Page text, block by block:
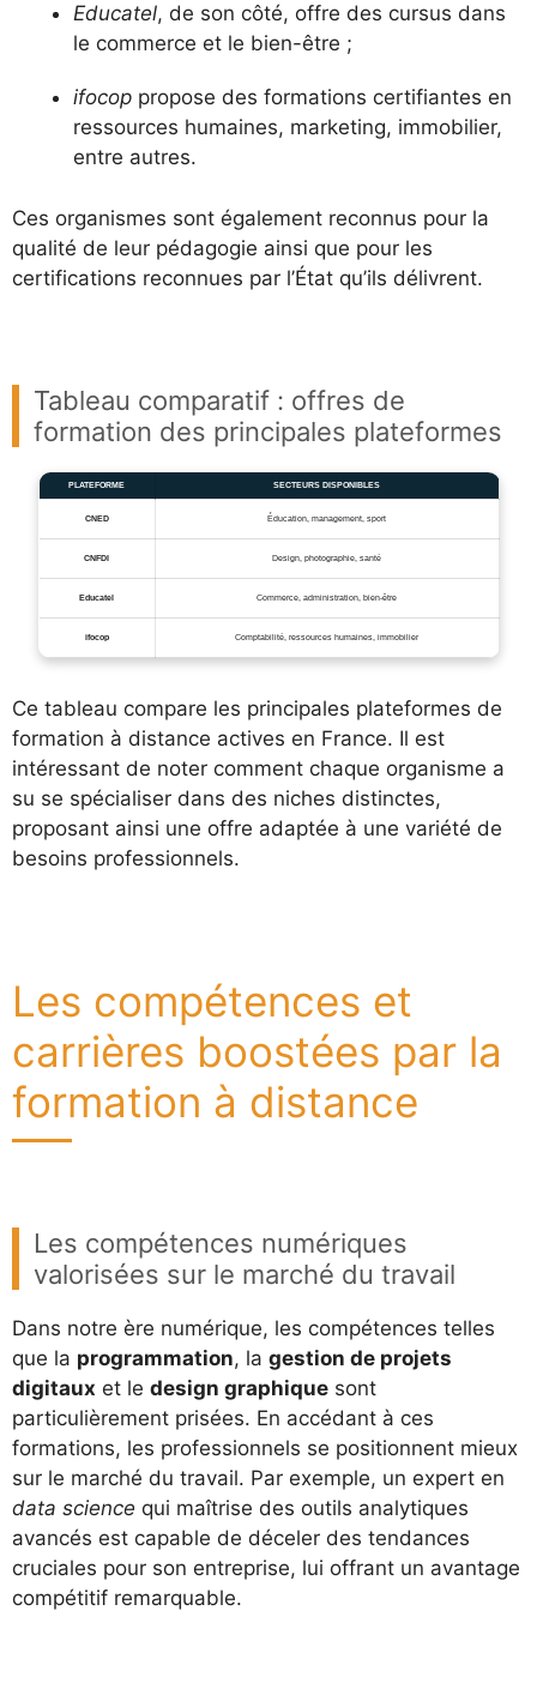
Educatel, de son côté, offre des cursus dans
le commerce et le bien-être ;
ifocop propose des formations certifiantes en
ressources humaines, marketing, immobilier,
entre autres.
Ces organismes sont également reconnus pour la
qualité de leur pédagogie ainsi que pour les
certifications reconnues par l’État qu’ils délivrent.
Tableau comparatif : offres de
formation des principales plateformes
PLATEFORME SECTEURS DISPONIBLES
CNED Éducation, management, sport
CNFDI Design, photographie, santé
Educatel Commerce, administration, bien-être
ifocop Comptabilité, ressources humaines, immobilier
Ce tableau compare les principales plateformes de
formation à distance actives en France. Il est
intéressant de noter comment chaque organisme a
su se spécialiser dans des niches distinctes,
proposant ainsi une offre adaptée à une variété de
besoins professionnels.
Les compétences et
carrières boostées par la
formation à distance
Les compétences numériques
valorisées sur le marché du travail
Dans notre ère numérique, les compétences telles
que la programmation, la gestion de projets
digitaux et le design graphique sont
particulièrement prisées. En accédant à ces
formations, les professionnels se positionnent mieux
sur le marché du travail. Par exemple, un expert en
data science qui maîtrise des outils analytiques
avancés est capable de déceler des tendances
cruciales pour son entreprise, lui offrant un avantage
compétitif remarquable.